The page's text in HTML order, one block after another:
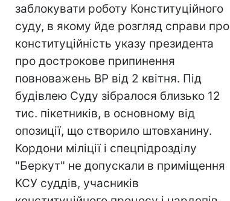
заблокувати роботу Конституційного
суду, в якому йде розгляд справи про
конституційність указу президента
про дострокове припинення
повноважень ВР від 2 квітня. Під
будівлею Суду зібралося близько 12
тис. пікетників, в основному від
опозиції, що створило штовханину.
Кордони міліції і спецпідрозділу
"Беркут" не допускали в приміщення
КСУ суддів, учасників